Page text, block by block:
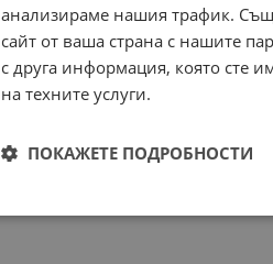
анализираме нашия трафик.
сайт от ваша страна с нашите
с друга информация, която сте
на техните услуги.
ПОКАЖЕТЕ ПОДРОБНОСТИ